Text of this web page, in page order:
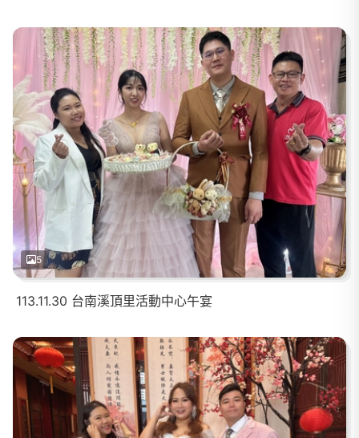
5
113.11.30 台南溪頂里活動中心午宴